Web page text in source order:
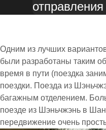
отправления
Одним из лучших
были разработаны таким
время в пути (поездка
поездки. Поезда из
багажным отделением.
поезде из Шэньчжэнь в
передвижение очень